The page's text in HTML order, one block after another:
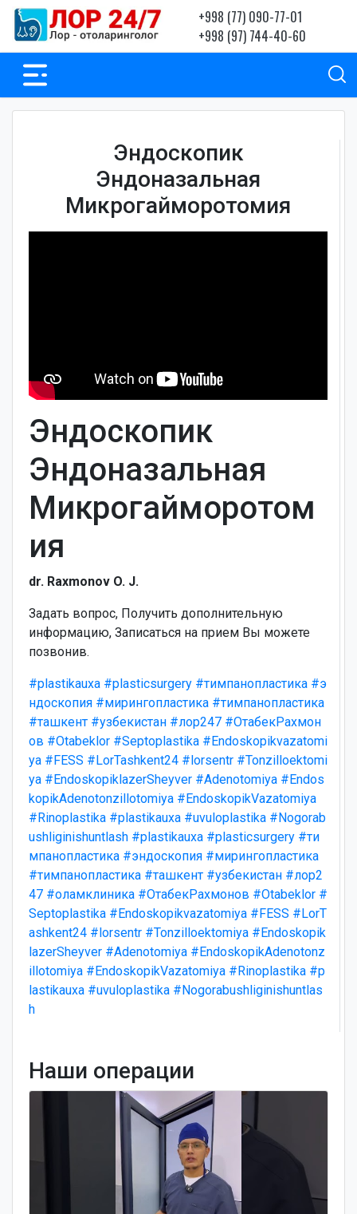
+998 (77) 090-77-01
+998 (97) 744-40-60
Эндоскопик
Эндоназальная
Микрогайморотомия
Эндоскопик
Эндоназальная
Микрогайморотом
ия
dr. Raxmonov O. J.
Задать вопрос, Получить дополнительную
информацию, Записаться на прием Вы можете
позвонив.
#plastikauxa #plasticsurgery #тимпанопластика #э
ндоскопия #мирингопластика #тимпанопластика
#ташкент #узбекистан #лор247 #ОтабекРахмон
ов #Otabeklor #Septoplastika #Endoskopikvazatomi
ya #FESS #LorTashkent24 #lorsentr #Tonzilloektomi
ya #EndoskopiklazerSheyver #Adenotomiya #Endos
kopikAdenotonzillotomiya #EndoskopikVazatomiya
#Rinoplastika #plastikauxa #uvuloplastika #Nogorab
ushliginishuntlash #plastikauxa #plasticsurgery #ти
мпанопластика #эндоскопия #мирингопластика
#тимпанопластика #ташкент #узбекистан #лор2
47 #оламклиника #ОтабекРахмонов #Otabeklor #
Septoplastika #Endoskopikvazatomiya #FESS #LorT
ashkent24 #lorsentr #Tonzilloektomiya #Endoskopik
lazerSheyver #Adenotomiya #EndoskopikAdenotonz
illotomiya #EndoskopikVazatomiya #Rinoplastika #p
lastikauxa #uvuloplastika #Nogorabushliginishuntlas
h
Наши операции